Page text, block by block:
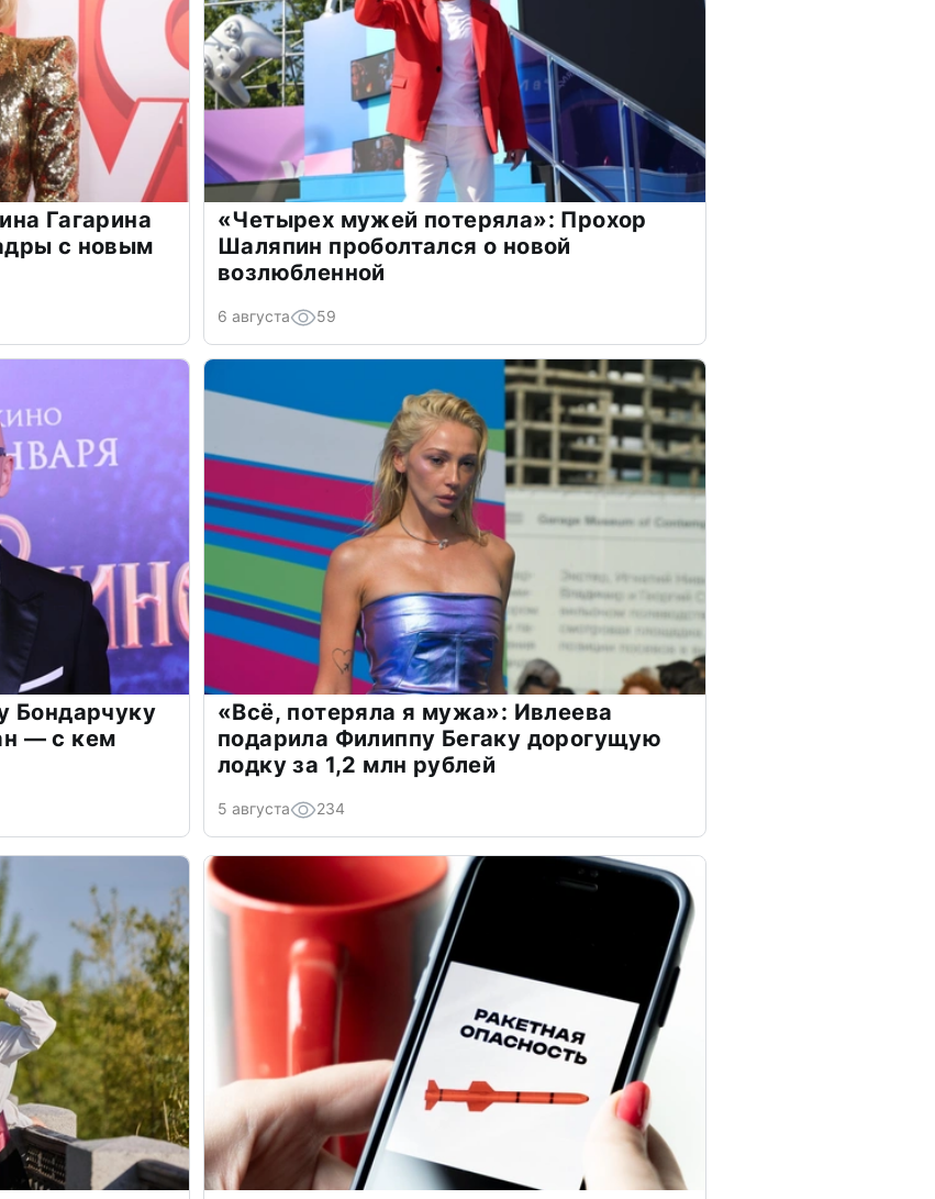
Гагарина
с новым
«Четырех мужей потеряла»: Прохор
Шаляпин проболтался о новой
возлюбленной
6 августа 59
Бондарчуку
— с кем
«Всё, потеряла я мужа»: Ивлеева
подарила Филиппу Бегаку дорогущую
лодку за 1,2 млн рублей
5 августа 234